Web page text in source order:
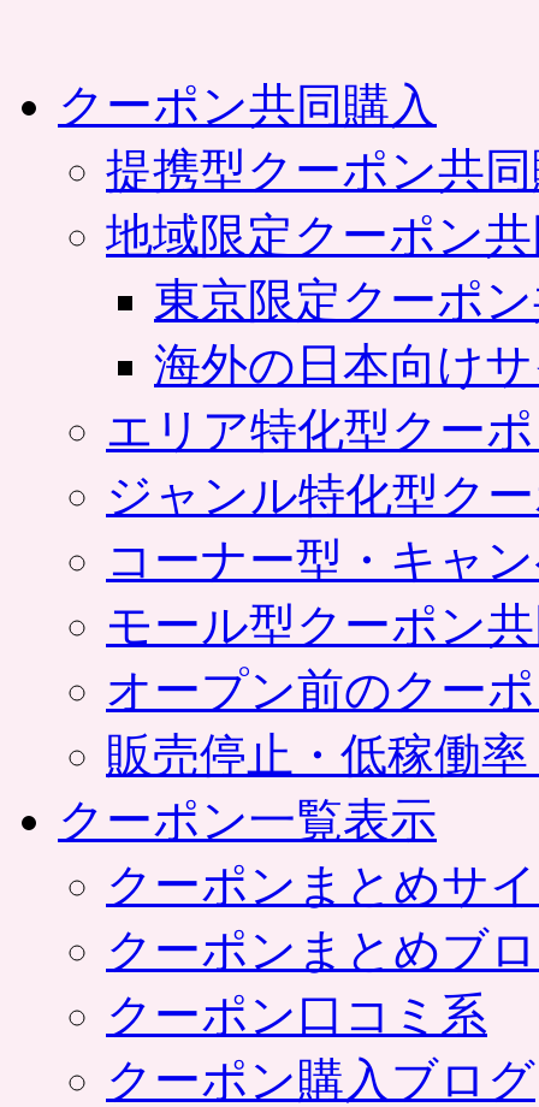
クーポン共同購入
提携型クーポン共
地域限定クーポン
東京限定クーポ
海外の日本向け
エリア特化型クー
ジャンル特化型ク
コーナー型・キャ
モール型クーポン
オープン前のクー
販売停止・低稼働
クーポン一覧表示
クーポンまとめサ
クーポンまとめブ
クーポン口コミ系
クーポン購入ブログ